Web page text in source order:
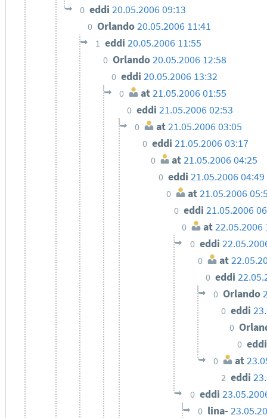
0 eddi 20.05.2006 09:13
0 Orlando20.05.2006 11:41
1 eddi20.05.2006 11:55
0 Orlando20.05.2006 12:58
0 eddi 20.05.2006 13:32
0 at 21.05.2006 01:55
0 eddi 21.05.2006 02:53
0 at21.05.2006 03:05
0 eddi21.05.2006 03:17
0 at21.05.2006 04:25
0 eddi 21.05.2006 04:49
0 at21.05.2006
0 eddi21.05.2006
0 at22.05.2006
0 eddi
0 at
0 eddi
0 Orlando
0 eddi
0
0
0 at
2 eddi
0 eddi
0 lina-